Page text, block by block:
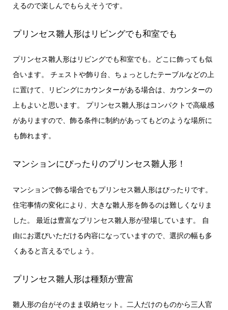
えるので楽しんでもらえそうです。
プリンセス雛人形はリビングでも和室でも
プリンセス雛人形はリビングでも和室でも。どこに飾っても似
合います。 チェストや飾り台、ちょっとしたテーブルなどの上
に置けて、リビングにカウンターがある場合は、カウンターの
上もよいと思います。 プリンセス雛人形はコンパクトで高級感
がありますので、飾る条件に制約があってもどのような場所に
も飾れます。
マンションにぴったりのプリンセス雛人形！
マンションで飾る場合でもプリンセス雛人形はぴったりです。
住宅事情の変化により、大きな雛人形を飾るのは難しくなりま
した。 最近は豊富なプリンセス雛人形が登場しています。 自
由にお選びいただける内容になっていますので、選択の幅も多
くあると言えるでしょう。
プリンセス雛人形は種類が豊富
雛人形の台がそのまま収納セット。二人だけのものから三人官